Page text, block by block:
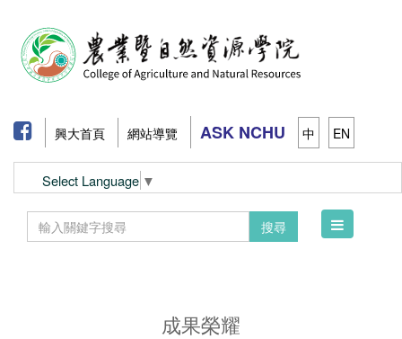
興大首頁 網站導覽 ASK NCHU 中 EN
Select Language ▼
搜尋
Toggle
成果榮耀